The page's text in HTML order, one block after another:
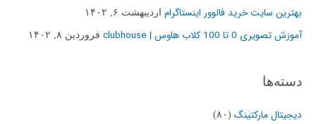
ا
ی
بهترین سایت خرید فالوور اینستاگرام اردیبهشت ۶, ۱۴۰۲
آموزش تصویری 0 تا 100 کلاب هاوس | clubhouse فروردین ۸, ۱۴۰۲
دسته‌ها
دیجیتال مارکتینگ (۸۰)